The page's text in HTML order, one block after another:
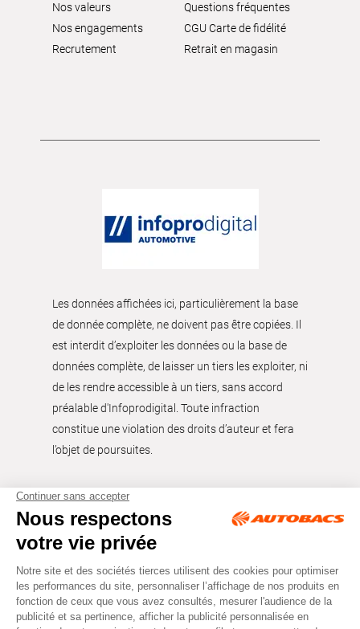
Nos valeurs
Nos engagements
Recrutement
Questions fréquentes
CGU Carte de fidélité
Retrait en magasin
Les données affichées ici, particulièrement la base
de donnée complète, ne doivent pas être copiées. Il
est interdit d’exploiter les données ou la base de
données complète, de laisser un tiers les exploiter, ni
de les rendre accessible à un tiers, sans accord
préalable d'Infoprodigital. Toute infraction
constitue une violation des droits d’auteur et fera
l’objet de poursuites.
Tous droits réservés © Autobacs